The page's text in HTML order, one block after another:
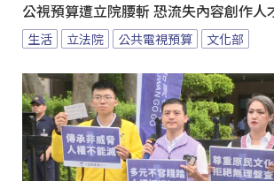
公視預算遭立院腰斬 恐流失內容創作人
生活 立法院 公共電視預算 文化部